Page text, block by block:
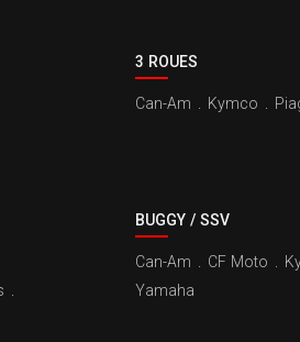
3 ROUES
Can-Am Kymco
BUGGY / SSV
Can-Am CF Moto
Yamaha